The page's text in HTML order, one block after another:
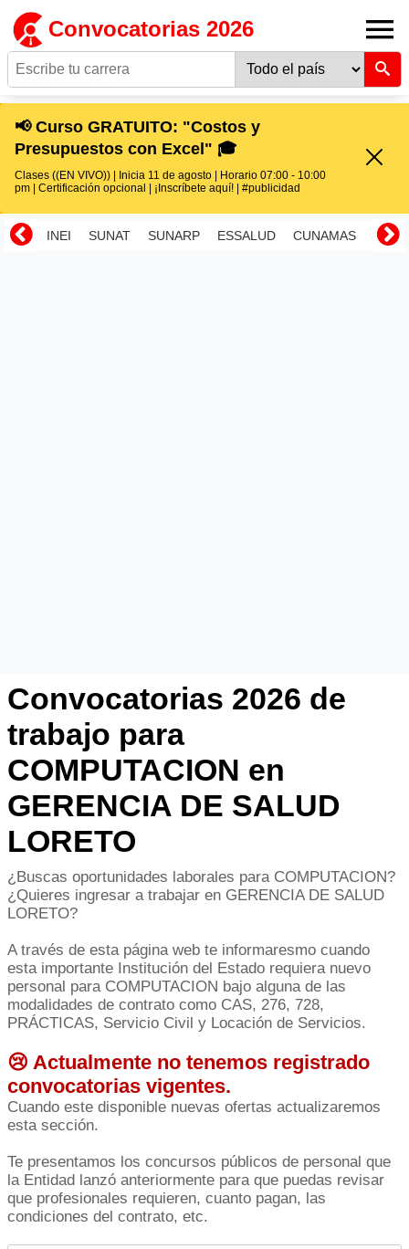
Convocatorias 2026
📢 Curso GRATUITO: "Costos y
Presupuestos con Excel" 🎓
Clases ((EN VIVO)) | Inicia 11 de agosto | Horario 07:00 - 10:00
pm | Certificación opcional | ¡Inscríbete aquí! | #publicidad
INEI SUNAT SUNARP ESSALUD CUNAMAS
Convocatorias 2026 de
trabajo para
COMPUTACION en
GERENCIA DE SALUD
LORETO
¿Buscas oportunidades laborales para COMPUTACION?
¿Quieres ingresar a trabajar en GERENCIA DE SALUD
LORETO?
A través de esta página web te informaresmo cuando
esta importante Institución del Estado requiera nuevo
personal para COMPUTACION bajo alguna de las
modalidades de contrato como CAS, 276, 728,
PRÁCTICAS, Servicio Civil y Locación de Servicios.
😢 Actualmente no tenemos registrado
convocatorias vigentes.
Cuando este disponible nuevas ofertas actualizaremos
esta sección.
Te presentamos los concursos públicos de personal que
la Entidad lanzó anteriormente para que puedas revisar
que profesionales requieren, cuanto pagan, las
condiciones del contrato, etc.